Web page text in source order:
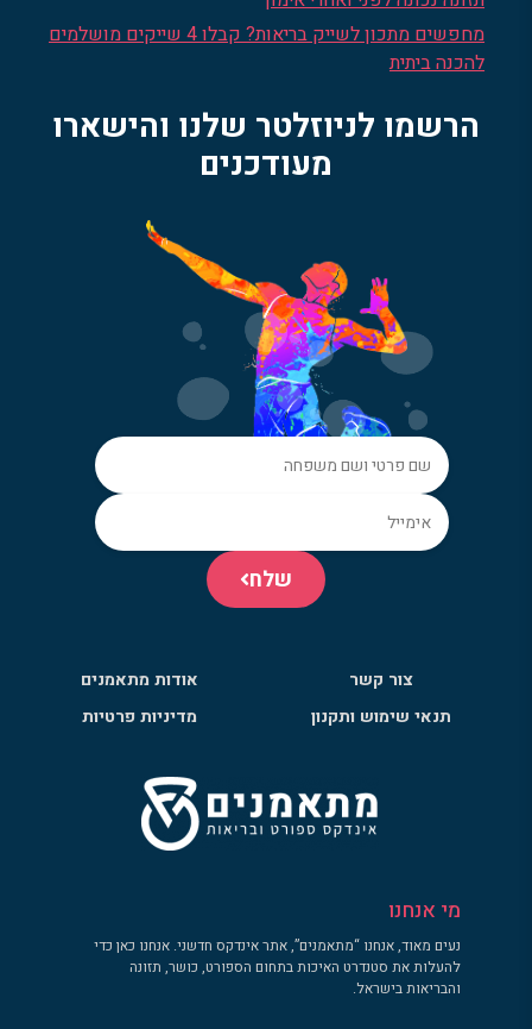
מחפשים מתכון לשייק בריאות? קבלו 4 שייקים מושלמים
להכנה ביתית
הרשמו לניוזלטר שלנו והישארו
מעודכנים
שלח
צור קשר
אודות מתאמנים
תנאי שימוש ותקנון
מדיניות פרטיות
מי אנחנו
נעים מאוד, אנחנו “מתאמנים”, אתר אינדקס חדשני. אנחנו כאן כדי
להעלות את סטנדרט האיכות בתחום הספורט, כושר, תזונה
והבריאות בישראל.